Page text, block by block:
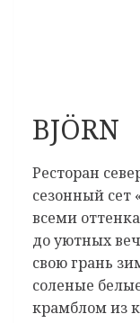
BJÖRN
Ресторан
сезонный сет
всеми
до уютных
свою грань
соленые
крамблом из